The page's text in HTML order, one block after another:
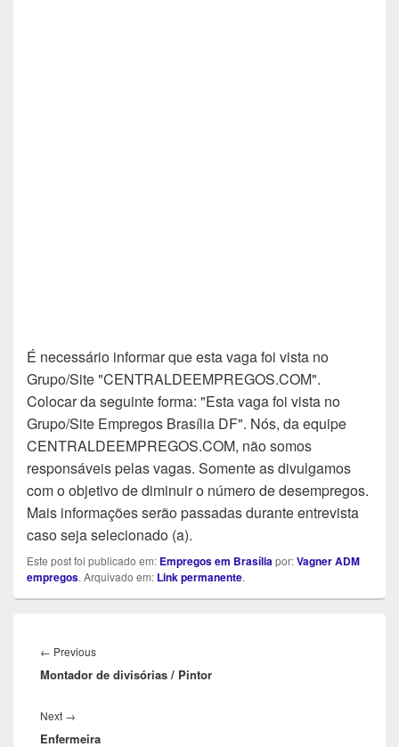
É necessário informar que esta vaga foi vista no
Grupo/Site "CENTRALDEEMPREGOS.COM".
Colocar da seguinte forma: "Esta vaga foi vista no
Grupo/Site Empregos Brasília DF". Nós, da equipe
CENTRALDEEMPREGOS.COM, não somos
responsáveis pelas vagas. Somente as divulgamos
com o objetivo de diminuir o número de desempregos.
Mais informações serão passadas durante entrevista
caso seja selecionado (a).
Este post foi publicado em: Empregos em Brasíliapor:Vagner ADM
empregos. Arquivado em: Link permanente.
de
Post
← PreviousPrevious
post:
Montador de divisórias / Pintor
Next →
post:
Enfermeira